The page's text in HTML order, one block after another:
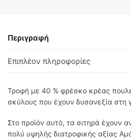
Περιγραφή
Επιπλέον πληροφορίες
Τροφή με 40 % φρέσκο κρέας
σκύλους που έχουν δυσανεξία στη
Στο προϊόν αυτό, τα σιτηρά έχουν
πολύ υψηλής διατροφικής αξίας